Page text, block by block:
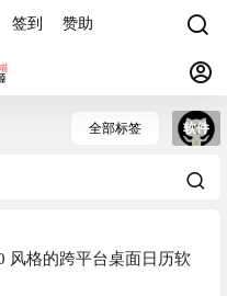
签到 赞助
全部标签 软件
风格的跨平台桌面日历软